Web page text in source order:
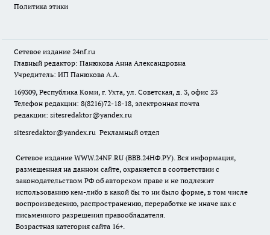
Политика этики
Сетевое издание 24nf.ru
Главный редактор: Панюкова Анна Александровна
Учредитель: ИП Панюкова А.А.
169309, Республика Коми, г. Ухта, ул. Советская, д. 3, офис 23
Телефон редакции: 8(8216)72-18-18, электронная почта
редакции: sitesredaktor@yandex.ru
sitesredaktor@yandex.ru Рекламный отдел
Сетевое издание WWW.24NF.RU (ВВВ.24НФ.РУ). Вся информация,
размещенная на данном сайте, охраняется в соответствии с
законодательством РФ об авторском праве и не подлежит
использованию кем-либо в какой бы то ни было форме, в том числе
воспроизведению, распространению, переработке не иначе как с
письменного разрешения правообладателя.
Возрастная категория сайта 16+.